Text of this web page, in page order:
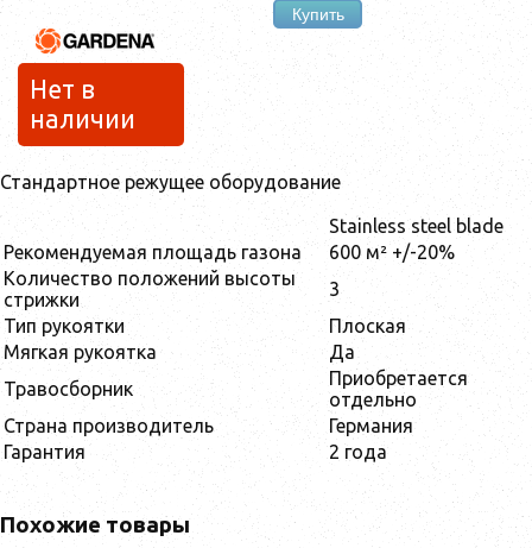
Купить
Нет в
наличии
Стандартное режущее оборудование
Stainless steel blade
Рекомендуемая площадь газона
600 м² +/-20%
Количество положений высоты
стрижки
3
Тип рукоятки
Плоская
Мягкая рукоятка
Да
Травосборник
Приобретается
отдельно
Страна производитель
Германия
Гарантия
2 года
Похожие товары